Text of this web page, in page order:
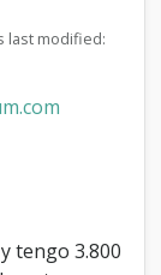
last modified:
tengo 3.800